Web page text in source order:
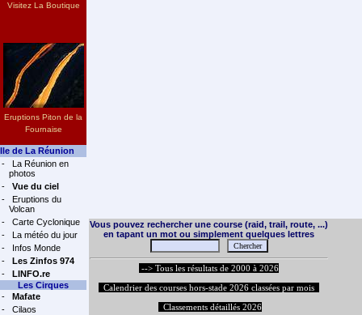
Visitez La Boutique
Eruptions Piton de la
Fournaise
Ile de La Réunion
-
La Réunion en
photos
-
Vue du ciel
-
Eruptions du
Volcan
-
Carte Cyclonique
-
La météo du jour
-
Infos Monde
-
Les Zinfos 974
-
LINFO.re
Les Cirques
-
Mafate
-
Cilaos
Vous pouvez rechercher une course (raid, trail, route, ...)
en tapant un mot ou simplement quelques lettres
--> Tous les résultats de 2000 à 2026
Calendrier des courses hors-stade 2026 classées par mois
Classements détaillés 2026